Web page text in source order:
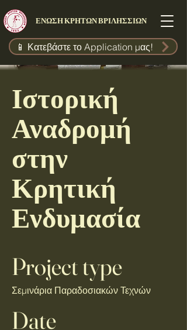
ΕΝΩΣΗ ΚΡΗΤΩΝ ΒΡΙΛΗΣΣΙΩΝ
📱 Κατεβάστε το Application μας!
Ιστορική
Αναδρομή
στην
Κρητική
Ενδυμασία
Project type
Σεμινάρια Παραδοσιακών Τεχνών
Date